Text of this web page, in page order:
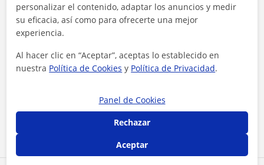
Contactar ahora
personalizar el contenido, adaptar los anuncios y medir
su eficacia, así como para ofrecerte una mejor
experiencia.
Al hacer clic en “Aceptar”, aceptas lo establecido en
nuestra Política de Cookies y Política de Privacidad.
Panel de Cookies
Rechazar
Aceptar